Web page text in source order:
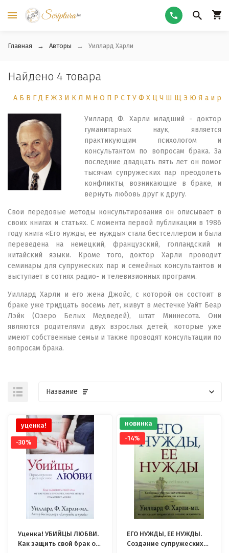
Главная Авторы Уиллард Харли
Найдено 4 товара
А Б В Г Д Е Ж З И К Л М Н О П Р С Т У Ф Х Ц Ч Ш Щ Э Ю Я а и р
Уиллард Ф. Харли младший - доктор
гуманитарных наук, является
практикующим психологом и
консультантом по вопросам брака. За
последние двадцать пять лет он помог
тысячам супружеских пар преодолеть
конфликты, возникающие в браке, и
вернуть любовь друг к другу.
Свои передовые методы консультирования он описывает в
своих книгах и статьях. С момента первой публикации в 1986
году книга «Его нужды, ее нужды» стала бестселлером и была
переведена на немецкий, французский, голландский и
китайский языки. Кроме того, доктор Харли проводит
семинары для супружеских пар и семейных консультантов и
выступает в сотнях радио- и телевизионных программ.
Уиллард Харли и его жена Джойс, с которой он состоит в
браке уже тридцать восемь лет, живут в местечке Уайт Беар
Лэйк (Озеро Белых Медведей), штат Миннесота. Они
являются родителями двух взрослых детей, которые уже
имеют собственные семьи и также проводят консультации по
вопросам брака.
Название
уценка!
-30%
Уценка! УБИЙЦЫ ЛЮБВИ.
Как защить свой брак от
новинка
-14%
ЕГО НУЖДЫ, ЕЕ НУЖДЫ.
Создание супружеских